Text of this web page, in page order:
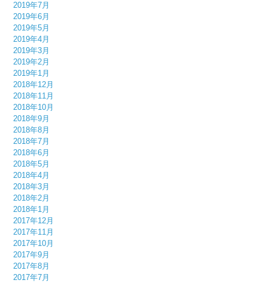
2019年7月
2019年6月
2019年5月
2019年4月
2019年3月
2019年2月
2019年1月
2018年12月
2018年11月
2018年10月
2018年9月
2018年8月
2018年7月
2018年6月
2018年5月
2018年4月
2018年3月
2018年2月
2018年1月
2017年12月
2017年11月
2017年10月
2017年9月
2017年8月
2017年7月